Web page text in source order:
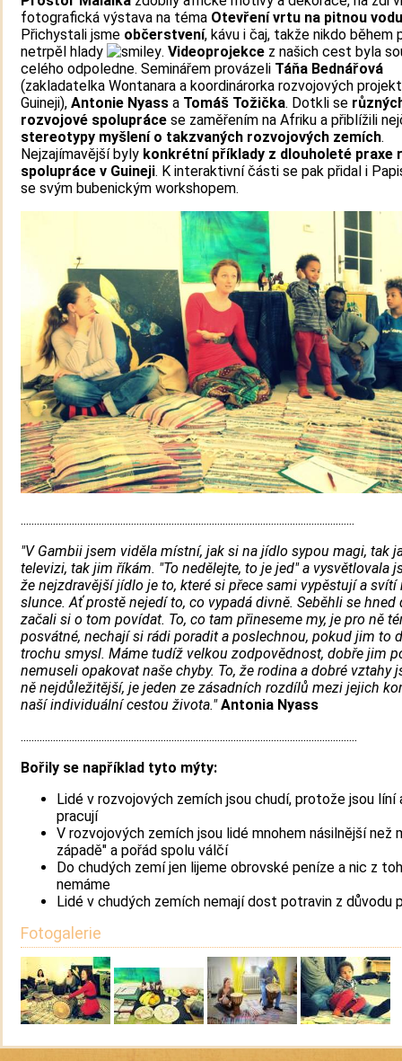
fotografická výstava na téma Otevření vrtu na pitnou
Přichystali jsme občerstvení, kávu i čaj, takže nikdo během
netrpěl hlady
. Videoprojekce z našich cest byla
celého odpoledne. Seminářem provázeli Táňa Bednářová
(zakladatelka Wontanara a koordinárorka rozvojových
Guineji), Antonie Nyass a Tomáš Tožička. Dotkli se
rozvojové spolupráce se zaměřením na Afriku a přiblížili
stereotypy myšlení o takzvaných rozvojových zemích.
Nejzajímavější byly konkrétní příklady z dlouholeté praxe
spolupráce v Guineji. K interaktivní části se pak přidal i
se svým bubenickým workshopem.
............................................................................................................................
"V Gambii jsem viděla místní, jak si na jídlo sypou magi, tak
televizi, tak jim říkám. "To nedělejte, to je jed" a vysvětlovala
že nejzdravější jídlo je to, které si přece sami vypěstují a svítí
slunce. Ať prostě nejedí to, co vypadá divně. Seběhli se hned
začali si o tom povídat. To, co tam přineseme my, je pro ně
posvátné, nechají si rádi poradit a poslechnou, pokud jim to
trochu smysl. Máme tudíž velkou zodpovědnost, dobře jim
nemuseli opakovat naše chyby. To, že rodina a dobré vztahy
ně nejdůležitější, je jeden ze zásadních rozdílů mezi jejich
naší individuální cestou života."Antonia Nyass
.............................................................................................................................
Bořily se například tyto mýty:
Lidé v rozvojových zemích jsou chudí, protože jsou líní
pracují
V rozvojových zemích jsou lidé mnohem násilnější než
západě" a pořád spolu válčí
Do chudých zemí jen lijeme obrovské peníze a nic z
nemáme
Lidé v chudých zemích nemají dost potravin z důvodu
Fotogalerie